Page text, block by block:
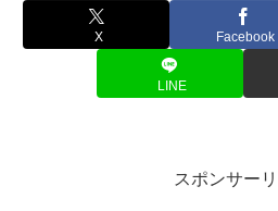
X Facebook
LINE
スポンサー